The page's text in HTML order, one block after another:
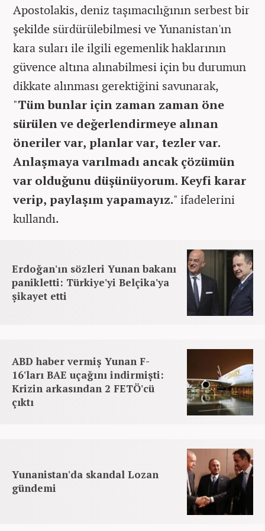
Apostolakis, deniz taşımacılığının serbest bir
şekilde sürdürülebilmesi ve Yunanistan'ın
kara suları ile ilgili egemenlik haklarının
güvence altına alınabilmesi için bu durumun
dikkate alınması gerektiğini savunarak,
"Tüm bunlar için zaman zaman öne
sürülen ve değerlendirmeye alınan
öneriler var, planlar var, tezler var.
Anlaşmaya varılmadı ancak çözümün
var olduğunu düşünüyorum. Keyfi karar
verip, paylaşım yapamayız." ifadelerini
kullandı.
Erdoğan'ın sözleri Yunan bakanı
panikletti: Türkiye'yi Belçika'ya
şikayet etti
ABD haber vermiş Yunan F-
16'ları BAE uçağını indirmişti:
Krizin arkasından 2 FETÖ'cü
çıktı
Yunanistan'da skandal Lozan
gündemi